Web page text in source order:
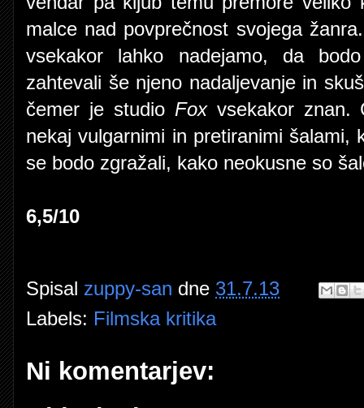
malce nad povprečnost svojega
vsekakor lahko nadejamo, da
zahtevali še njeno nadaljevanje in
čemer je studio Foxvsekakor znan.
nekaj vulgarnimi in pretiranimi
se bodo zgražali, kako neokusne so
6,5/10
Spisal zuppy-san dne 31.7.13
Labels: Filmska kritika
Ni komentarjev: